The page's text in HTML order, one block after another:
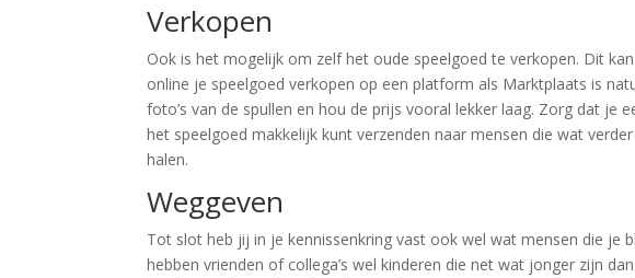
Verkopen
Ook is het mogelijk om zelf het oude speelgoed te verkopen. Dit
online je speelgoed verkopen op een platform als Marktplaats is
foto’s van de spullen en hou de prijs vooral lekker laag. Zorg dat je
het speelgoed makkelijk kunt verzenden naar mensen die wat
halen.
Weggeven
Tot slot heb jij in je kennissenkring vast ook wel wat mensen die je
hebben vrienden of collega’s wel kinderen die net wat jonger zijn